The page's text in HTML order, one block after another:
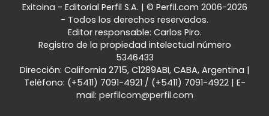
Exitoina - Editorial Perfil S.A. | © Perfil.com 2006-2026
- Todos los derechos reservados.
Editor responsable: Carlos Piro.
Registro de la propiedad intelectual número
5346433
Dirección: California 2715, C1289ABI, CABA, Argentina |
Teléfono: (+5411) 7091-4921 / (+5411) 7091-4922| E-
mail: perfilcom@perfil.com